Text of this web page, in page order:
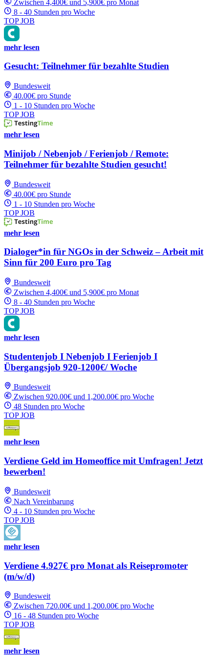
Zwischen 4,400€ und 5,900€ pro Monat
8 - 40 Stunden pro Woche
TOP JOB
mehr lesen
Gesucht: Teilnehmer für bezahlte Studien
Bundesweit
40.00€ pro Stunde
1 - 10 Stunden pro Woche
TOP JOB
mehr lesen
Minijob / Nebenjob / Ferienjob / Remote:
Teilnehmer für bezahlte Studien gesucht!
Bundesweit
40.00€ pro Stunde
1 - 10 Stunden pro Woche
TOP JOB
mehr lesen
Dialoger*in für NGOs in der Schweiz – Arbeit mit
Sinn für 200 Euro pro Tag
Bundesweit
Zwischen 4,400€ und 5,900€ pro Monat
8 - 40 Stunden pro Woche
TOP JOB
mehr lesen
Studentenjob I Nebenjob I Ferienjob I
Übergangsjob 920-1200€/ Woche
Bundesweit
Zwischen 920.00€ und 1,200.00€ pro Woche
48 Stunden pro Woche
TOP JOB
mehr lesen
Verdiene Geld im Homeoffice mit Umfragen! Jetzt
bewerben!
Bundesweit
Nach Vereinbarung
4 - 10 Stunden pro Woche
TOP JOB
mehr lesen
Verdiene 4.927€ pro Monat als Reisepromoter
(m/w/d)
Bundesweit
Zwischen 720.00€ und 1,200.00€ pro Woche
16 - 48 Stunden pro Woche
TOP JOB
mehr lesen